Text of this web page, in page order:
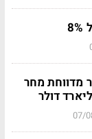
מדווחת מחר
07/